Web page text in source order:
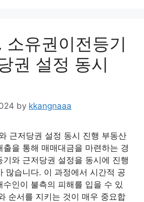
소유권이전등기
권 설정 동시
by kkangnaaa
근저당권 설정 동시 진행 부동산
출을 통해 매매대금을 마련하는 경
기와 근저당권 설정을 동시에 진행
많습니다. 이 과정에서 시간적 공
수인이 불측의 피해를 입을 수 있
순서를 지키는 것이 매우 중요합